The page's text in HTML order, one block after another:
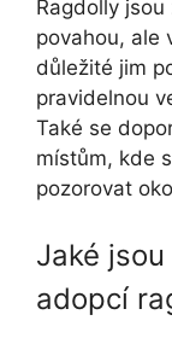
Ragdolly
povahou, ale
důležité jim
pravidelnou
Také se
místům, kde
pozorovat
Jaké
adopcí